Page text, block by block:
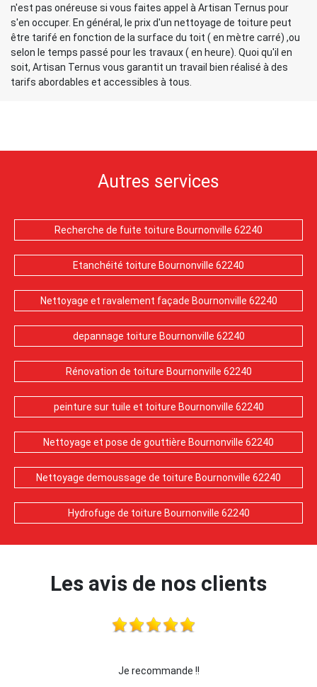
n'est pas onéreuse si vous faites appel à Artisan Ternus pour
s'en occuper. En général, le prix d'un nettoyage de toiture peut
être tarifé en fonction de la surface du toit ( en mètre carré) ,ou
selon le temps passé pour les travaux ( en heure). Quoi qu'il en
soit, Artisan Ternus vous garantit un travail bien réalisé à des
tarifs abordables et accessibles à tous.
Autres services
Recherche de fuite toiture Bournonville 62240
Etanchéité toiture Bournonville 62240
Nettoyage et ravalement façade Bournonville 62240
depannage toiture Bournonville 62240
Rénovation de toiture Bournonville 62240
peinture sur tuile et toiture Bournonville 62240
Nettoyage et pose de gouttière Bournonville 62240
Nettoyage demoussage de toiture Bournonville 62240
Hydrofuge de toiture Bournonville 62240
Les avis de nos clients
je recommande cette entreprise les yeux fermés !!!